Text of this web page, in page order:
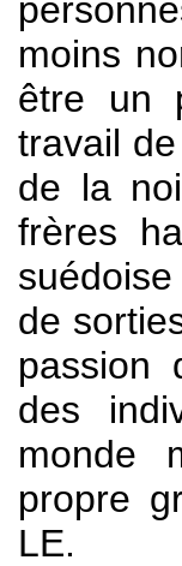
moins
être un
travail
de la
frères
de
passion
des
monde
propre
LE.